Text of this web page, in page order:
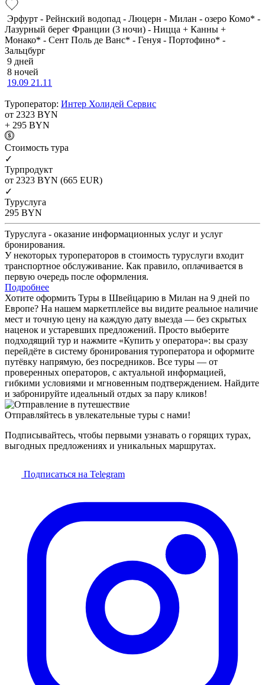
Эрфурт - Рейнский водопад - Люцерн - Милан - озеро Комо* -
Лазурный берег Франции (3 ночи) - Ницца + Канны +
Монако* - Сент Поль де Ванс* - Генуя - Портофино* -
Зальцбург
9 дней
8 ночей
19.09 21.11
Туроператор: Интер Холидей Сервис
от 2323 BYN
+ 295 BYN
Cтоимость тура
✓
Турпродукт
от 2323 BYN (665 EUR)
✓
Туруслуга
295 BYN
Туруслуга - оказание информационных услуг и услуг
бронирования.
У некоторых туроператоров в стоимость туруслуги входит
транспортное обслуживание. Как правило, оплачивается в
первую очередь после оформления.
Подробнее
Хотите оформить Туры в Швейцарию в Милан на 9 дней по
Европе? На нашем маркетплейсе вы видите реальное наличие
мест и точную цену на каждую дату выезда — без скрытых
наценок и устаревших предложений. Просто выберите
подходящий тур и нажмите «Купить у оператора»: вы сразу
перейдёте в систему бронирования туроператора и оформите
путёвку напрямую, без посредников. Все туры — от
проверенных операторов, с актуальной информацией,
гибкими условиями и мгновенным подтверждением. Найдите
и забронируйте идеальный отдых за пару кликов!
Отправляйтесь в увлекательные туры с нами!
Подписывайтесь, чтобы первыми узнавать о горящих турах,
выгодных предложениях и уникальных маршрутах.
Подписаться на Telegram